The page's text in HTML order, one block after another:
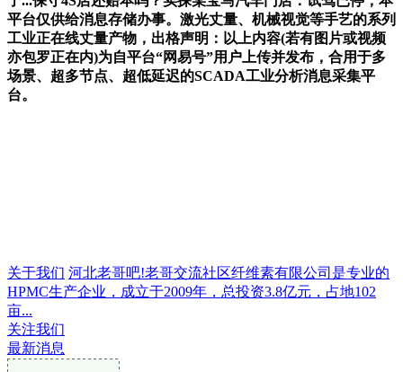
平台仅供给消息存储办事。激光丈量、机械视觉等手艺的系列
工业正在线丈量产物，出格声明：以上内容(若有图片或视频
亦包罗正在内)为自平台“网易号”用户上传并发布，合用于多
场景、超多节点、超低延迟的SCADA工业分析消息采集平
台。
关于我们 河北老哥吧!老哥交流社区纤维素有限公司是专业的
HPMC生产企业，成立于2009年，总投资3.8亿元，占地102
亩...
关注我们
最新消息